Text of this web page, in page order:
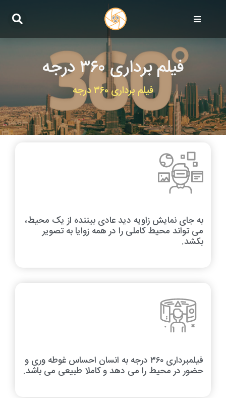
فیلم برداری ۳۶۰ درجه
فیلم برداری ۳۶۰ درجه
به جای نمایش زاویه دید عادی بیننده از یک محیط،
می تواند محیط کاملی را در همه زوایا به تصویر
بکشد.
فیلمبرداری ۳۶۰ درجه به انسان احساس غوطه وری و
حضور در محیط را می دهد و کاملا طبیعی می باشد.